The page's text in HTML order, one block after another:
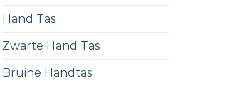
Hand Tas
Zwarte Hand Tas
Bruine Handtas